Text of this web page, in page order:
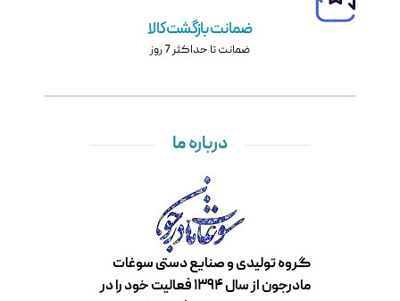
ضمانت بازگشت کالا
ضمانت تا حداکثر 7 روز
درباره ما
گروه تولیدی و صنایع دستی سوغات
مادرجون از سال ۱۳۹۴ فعالیت خود را در